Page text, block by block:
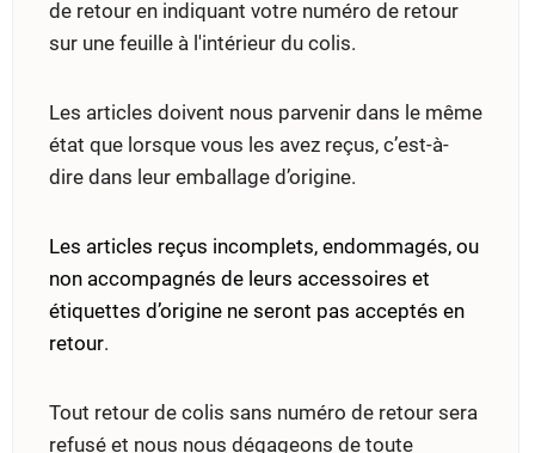
de retour en indiquant votre numéro de retour
sur une feuille à l'intérieur du colis.
Les articles doivent nous parvenir dans le même
état que lorsque vous les avez reçus, c’est-à-
dire dans leur emballage d’origine.
Les articles reçus incomplets, endommagés, ou
non accompagnés de leurs accessoires et
étiquettes d’origine ne seront pas acceptés en
retour.
Tout retour de colis sans numéro de retour sera
refusé et nous nous dégageons de toute